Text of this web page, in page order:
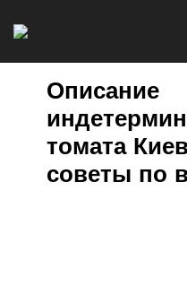
Описание
томата
советы по